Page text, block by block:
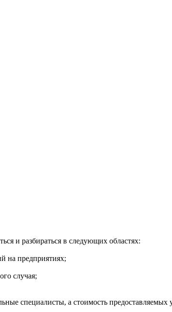
и разбираться в следующих областях:
на предприятиях;
случая;
специалисты, а стоимость предоставляемых